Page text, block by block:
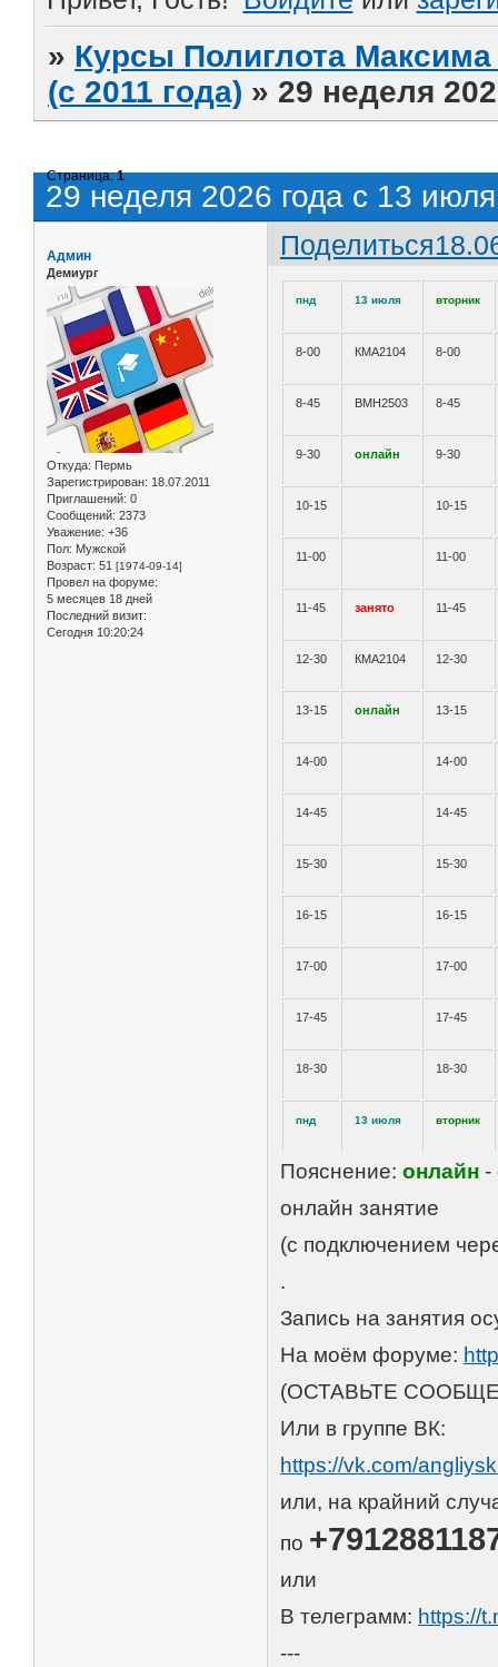
» Курсы Полиглота
(с 2011 года) » 29 неделя
29 неделя 2026 года с 13
Страница:1
Поделиться
Админ
Демиург
Откуда: Пермь
Зарегистрирован: 18.07.2011
Приглашений: 0
Сообщений: 2373
Уважение: +36
Пол: Мужской
Возраст: 51 [1974-09-14]
Провел на форуме:
5 месяцев 18 дней
Последний визит:
Сегодня 10:20:24
пнд 13 июля вторник
8-00 КМА2104 8-00
8-45 ВМН2503 8-45
9-30 онлайн 9-30
10-15 10-15
11-00 11-00
11-45 занято 11-45
12-30 КМА2104 12-30
13-15 онлайн 13-15
14-00 14-00
14-45 14-45
15-30 15-30
16-15 16-15
17-00 17-00
17-45 17-45
18-30 18-30
пнд 13 июля вторник
Пояснение:онлайн -
онлайн занятие
(с подключением
.
Запись на занятия
На моём форуме:
(ОСТАВЬТЕ
Или в группе ВК:
https://vk.com/
или, на крайний
по
или
В телеграмм: https://
---